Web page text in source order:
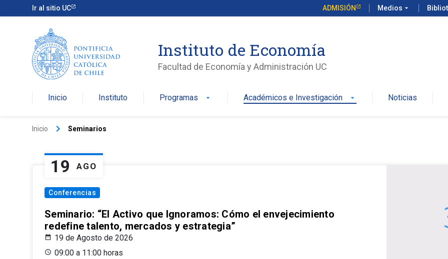
Ir al sitio UC ADMISIÓN Medios arrow_drop_down
Instituto de Economía
Facultad de Economía y Administración UC
Inicio Instituto Programas arrow_drop_down Académicos e Investigación arrow_drop_down Noticias
Inicio keyboard_arrow_right Seminarios
19 AGO
Conferencias
Seminario: “El Activo que Ignoramos: Cómo el envejecimiento
redefine talento, mercados y estrategia”
19 de Agosto de 2026
09:00 a 11:00 horas